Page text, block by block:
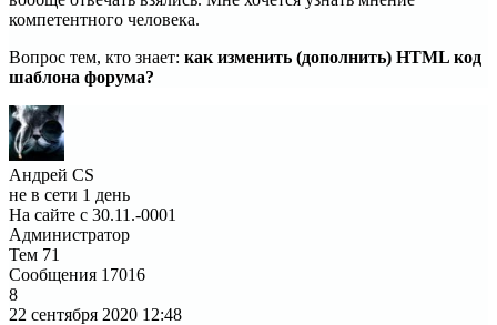
компетентного человека.
Вопрос тем, кто знает: как изменить (дополнить) HTML код
шаблона форума?
Андрей CS
не в сети 1 день
На сайте с 30.11.-0001
Администратор
Тем 71
Сообщения 17016
8
22 сентября 2020 12:48